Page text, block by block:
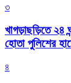
৩
খাগড়াছড়িতে ২৪
হোতা পুলিশের
৪